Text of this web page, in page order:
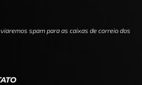
spam para as caixas de correio dos